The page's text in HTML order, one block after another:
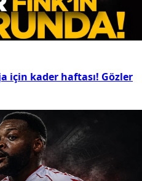
için kader haftası! Gözler